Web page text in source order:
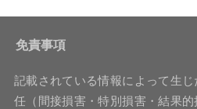
免責事項
記載されている情報によって生
任（間接損害・特別損害・結果